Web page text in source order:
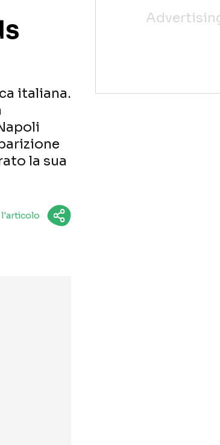
italiana.
la sua
l'articolo